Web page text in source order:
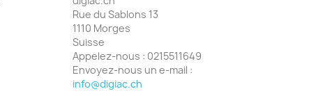
Rue du Sablons 13
1110 Morges
Suisse
Appelez-nous : 0215511649
Envoyez-nous un e-mail :
info@digiac.ch